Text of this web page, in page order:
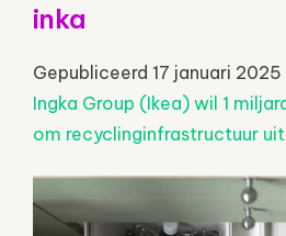
inka
Gepubliceerd 17 januari 2025
Ingka Group (Ikea) wil 1
om recyclinginfrastructuur